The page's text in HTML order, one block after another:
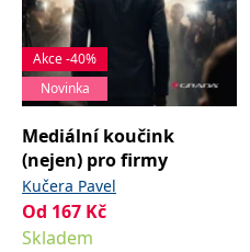
Akce -40%
Novinka
Mediální koučink
(nejen) pro firmy
Kučera Pavel
Od 167 Kč
Skladem